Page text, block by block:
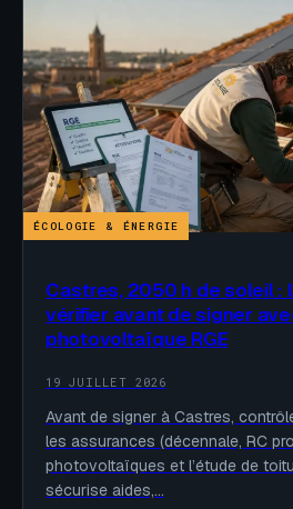
ÉCOLOGIE & ÉNERGIE
Castres, 2050 h de soleil :
vérifier avant de signer
photovoltaïque RGE
19 JUILLET 2026
Avant de signer à Castres,
les assurances (décennale, RC
photovoltaïques et l’étude de
sécurise aides,…